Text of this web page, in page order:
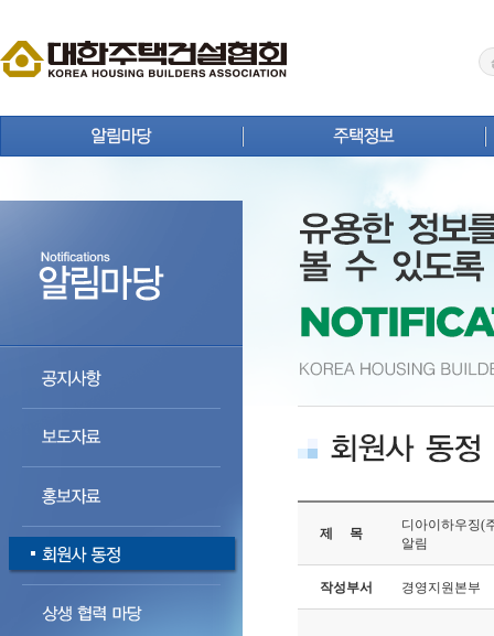
회원사 동정
상생 협력 마당
주택사업 안내
연구원 Brief
주택통계
주택등록업체 검색
주택자료실
제 목
디아이하우징(
알림
작성부서 경영지원본부